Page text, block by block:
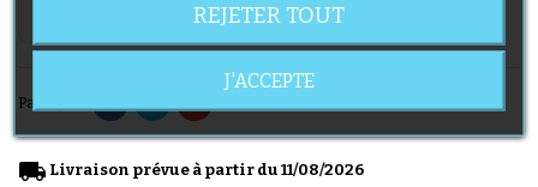
VOIR LES AVIS
Partager
local_shipping Livraison prévue à partir du 11/08/2026
REJETER TOUT
J'ACCEPTE